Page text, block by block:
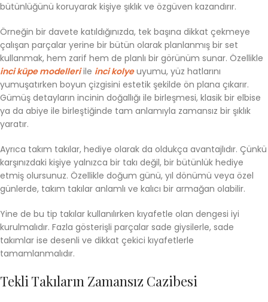
bütünlüğünü koruyarak kişiye şıklık ve özgüven kazandırır.
Örneğin bir davete katıldığınızda, tek başına dikkat çekmeye
çalışan parçalar yerine bir bütün olarak planlanmış bir set
kullanmak, hem zarif hem de planlı bir görünüm sunar. Özellikle
inci küpe modelleriile inci kolyeuyumu, yüz hatlarını
yumuşatırken boyun çizgisini estetik şekilde ön plana çıkarır.
Gümüş detayların incinin doğallığı ile birleşmesi, klasik bir elbise
ya da abiye ile birleştiğinde tam anlamıyla zamansız bir şıklık
yaratır.
Ayrıca takım takılar, hediye olarak da oldukça avantajlıdır. Çünkü
karşınızdaki kişiye yalnızca bir takı değil, bir bütünlük hediye
etmiş olursunuz. Özellikle doğum günü, yıl dönümü veya özel
günlerde, takım takılar anlamlı ve kalıcı bir armağan olabilir.
Yine de bu tip takılar kullanılırken kıyafetle olan dengesi iyi
kurulmalıdır. Fazla gösterişli parçalar sade giysilerle, sade
takımlar ise desenli ve dikkat çekici kıyafetlerle
tamamlanmalıdır.
Tekli Takıların Zamansız Cazibesi